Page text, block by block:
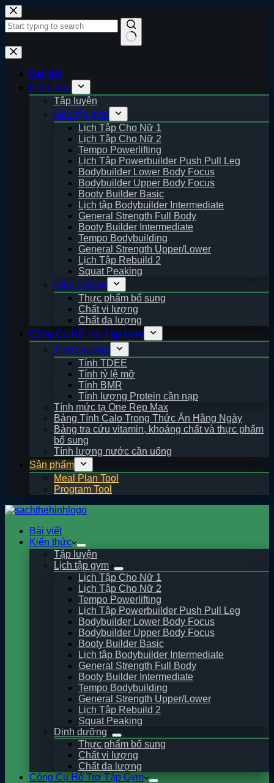
Skip
to
content
No
results
Bài viết
Kiến thức
Tập luyện
Lịch tập gym
Lịch Tập Cho Nữ 1
Lịch Tập Cho Nữ 2
Tempo Powerlifting
Lịch Tập Powerbuilder Push Pull Leg
Bodybuilder Lower Body Focus
Bodybuilder Upper Body Focus
Booty Builder Basic
Lịch tập Bodybuilder Intermediate
General Strength Full Body
Booty Builder Intermediate
Tempo Bodybuilding
General Strength Upper/Lower
Lịch Tập Rebuild 2
Squat Peaking
Dinh dưỡng
Thực phẩm bổ sung
Chất vi lượng
Chất đa lượng
Công Cụ Hỗ Trợ Tập Gym
Tính calories
Tính TDEE
Tính tỷ lệ mỡ
Tính BMR
Tính lượng Protein cần nạp
Tính mức tạ One Rep Max
Bảng Tính Calo Trong Thức Ăn Hằng Ngày
Bảng tra cứu vitamin, khoáng chất và thực phẩm
bổ sung
Tính lượng nước cần uống
Sản phẩm
Meal Plan Tool
Program Tool
Bài viết
Kiến thức
Tập luyện
Lịch tập gym
Lịch Tập Cho Nữ 1
Lịch Tập Cho Nữ 2
Tempo Powerlifting
Lịch Tập Powerbuilder Push Pull Leg
Bodybuilder Lower Body Focus
Bodybuilder Upper Body Focus
Booty Builder Basic
Lịch tập Bodybuilder Intermediate
General Strength Full Body
Booty Builder Intermediate
Tempo Bodybuilding
General Strength Upper/Lower
Lịch Tập Rebuild 2
Squat Peaking
Dinh dưỡng
Thực phẩm bổ sung
Chất vi lượng
Chất đa lượng
Công Cụ Hỗ Trợ Tập Gym